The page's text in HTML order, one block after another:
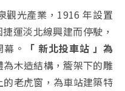
觀光產業，1916 年設置
運淡北線興建而停駛，
。
「 新北投車站 」為
為木造結構，簷架下的雕
老虎窗，為車站建築特